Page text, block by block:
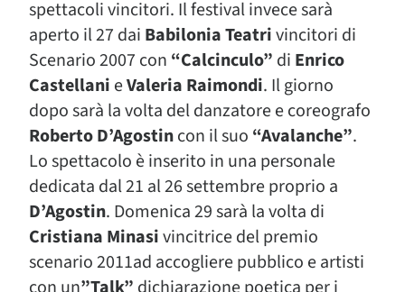
spettacoli vincitori. Il festival invece sarà
aperto il 27 dai Babilonia Teatrivincitori di
Scenario 2007 con “Calcinculo” di Enrico
Castellani eValeria Raimondi. Il giorno
dopo sarà la volta del danzatore e coreografo
Roberto D’Agostincon il suo “Avalanche”.
Lo spettacolo è inserito in una personale
dedicata dal 21 al 26 settembre proprio a
D’Agostin. Domenica 29 sarà la volta di
Cristiana Minasivincitrice del premio
scenario 2011ad accogliere pubblico e artisti